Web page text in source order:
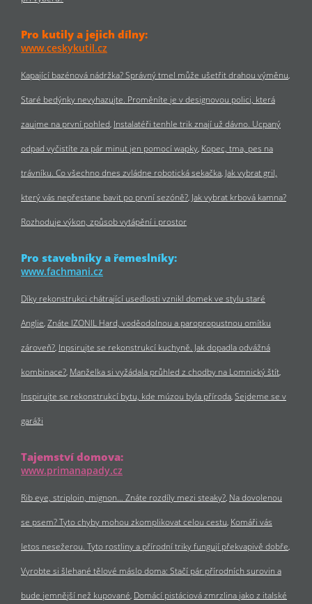
Pro kutily a jejich dílny:
www.ceskykutil.cz
Kapající bazénová nádržka? Správný tmel může ušetřit drahou výměnu
Staré bedýnky nevyhazujte. Proměníte je v designovou polici, která
zaujme na první pohled Instalatéři tenhle trik znají už dávno. Ucpaný
odpad vyčistíte za pár minut jen pomocí wapky Kopec, tma, pes na
trávníku. Co všechno dnes zvládne robotická sekačka Jak vybrat gril,
který vás nepřestane bavit po první sezóně? Jak vybrat krbová kamna?
Rozhoduje výkon, způsob vytápění i prostor
Pro stavebníky a řemeslníky:
www.fachmani.cz
Díky rekonstrukci chátrající usedlosti vznikl domek ve stylu staré
Anglie Znáte IZONIL Hard, voděodolnou a paropropustnou omítku
zároveň? Inpsirujte se rekonstrukcí kuchyně. Jak dopadla odvážná
kombinace? Manželka si vyžádala průhled z chodby na Lomnický štít
Inspirujte se rekonstrukcí bytu, kde múzou byla příroda Sejdeme se v
garáži
Tajemství domova:
www.primanapady.cz
Rib eye, striploin, mignon… Znáte rozdíly mezi steaky? Na dovolenou
se psem? Tyto chyby mohou zkomplikovat celou cestu Komáři vás
letos nesežerou. Tyto rostliny a přírodní triky fungují překvapivě dobře
Vyrobte si šlehané tělové máslo doma: Stačí pár přírodních surovin a
bude jemnější než kupované Domácí pistáciová zmrzlina jako z italské